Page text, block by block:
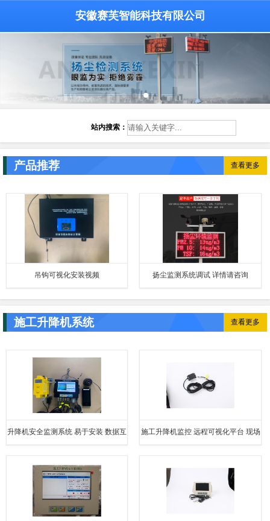
安徽赛芙智能科技有限公司
站内搜索：
产品推荐 查看更多
吊钩可视化安装视频 扬尘监测系统调试 详情请咨询
施工升降机系统 查看更多
升降机安全监测系统 易于安装 数据互 施工升降机监控 远程可视化平台 现场